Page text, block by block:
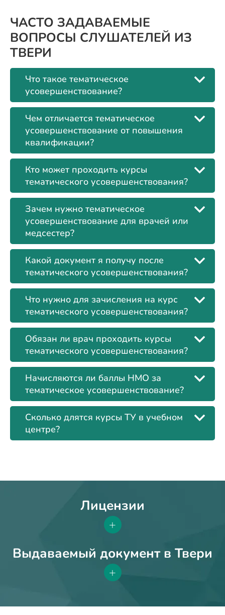
ЧАСТО ЗАДАВАЕМЫЕ
ВОПРОСЫ СЛУШАТЕЛЕЙ ИЗ
ТВЕРИ
Что такое тематическое
усовершенствование?
Чем отличается тематическое
усовершенствование от повышения
квалификации?
Кто может проходить курсы
тематического усовершенствования?
Зачем нужно тематическое
усовершенствование для врачей или
медсестер?
Какой документ я получу после
тематического усовершенствования?
Что нужно для зачисления на курс
тематического усовершенствования?
Обязан ли врач проходить курсы
тематического усовершенствования?
Начисляются ли баллы НМО за
тематическое усовершенствование?
Сколько длятся курсы ТУ в учебном
центре?
Лицензии
+
Выдаваемый документ в Твери
+